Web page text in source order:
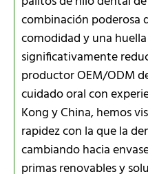
combinación poderosa
comodidad y una
significativamente
productor OEM/ODM
cuidado oral con
Kong y China, hemos
rapidez con la que la
cambiando hacia
primas renovables y